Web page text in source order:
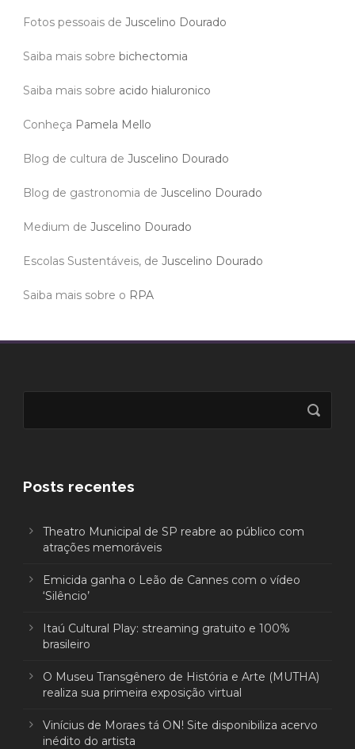
Fotos pessoais de Juscelino Dourado
Saiba mais sobre bichectomia
Saiba mais sobre acido hialuronico
Conheça Pamela Mello
Blog de cultura de Juscelino Dourado
Blog de gastronomia de Juscelino Dourado
Medium de Juscelino Dourado
Escolas Sustentáveis, de Juscelino Dourado
Saiba mais sobre o RPA
Posts recentes
Theatro Municipal de SP reabre ao público com
atrações memoráveis
Emicida ganha o Leão de Cannes com o vídeo
‘Silêncio’
Itaú Cultural Play: streaming gratuito e 100%
brasileiro
O Museu Transgênero de História e Arte (MUTHA)
realiza sua primeira exposição virtual
Vinícius de Moraes tá ON! Site disponibiliza acervo
inédito do artista